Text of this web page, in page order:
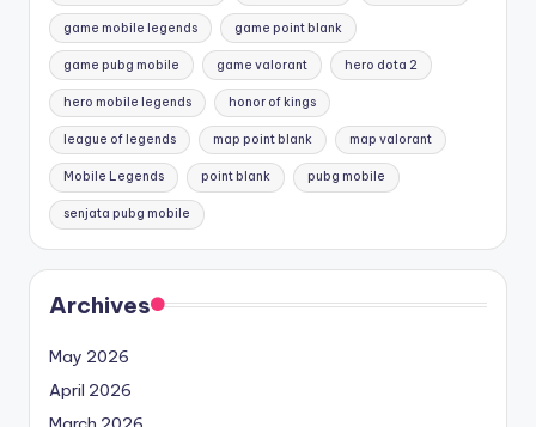
game mobile legends game point blank
game pubg mobile game valorant hero dota 2
hero mobile legends honor of kings
league of legends map point blank map valorant
Mobile Legends point blank pubg mobile
senjata pubg mobile
Archives
May 2026
April 2026